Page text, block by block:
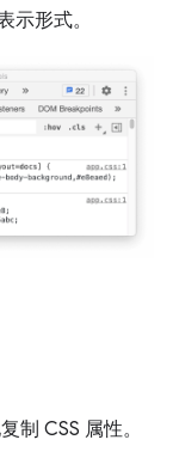
示形式。
制 CSS 属性。